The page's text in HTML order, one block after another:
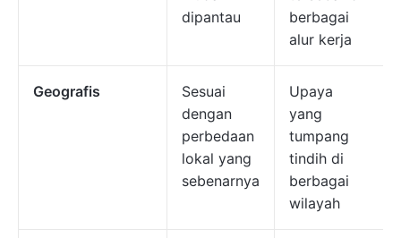
dipantau
berbagai
alur kerja
Geografis
Sesuai
dengan
perbedaan
lokal yang
sebenarnya
Upaya
yang
tumpang
tindih di
berbagai
wilayah